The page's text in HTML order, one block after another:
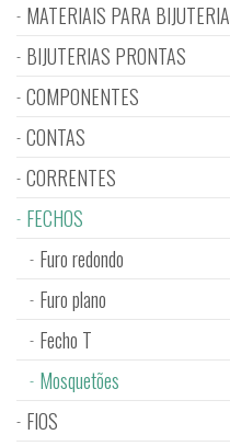
MATERIAIS PARA BIJUTERIA
BIJUTERIAS PRONTAS
COMPONENTES
CONTAS
CORRENTES
FECHOS
Furo redondo
Furo plano
Fecho T
Mosquetões
FIOS